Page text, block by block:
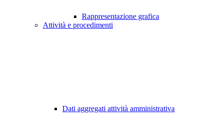
Rappresentazione grafica
Attività e procedimenti
Dati aggregati attività amministrativa